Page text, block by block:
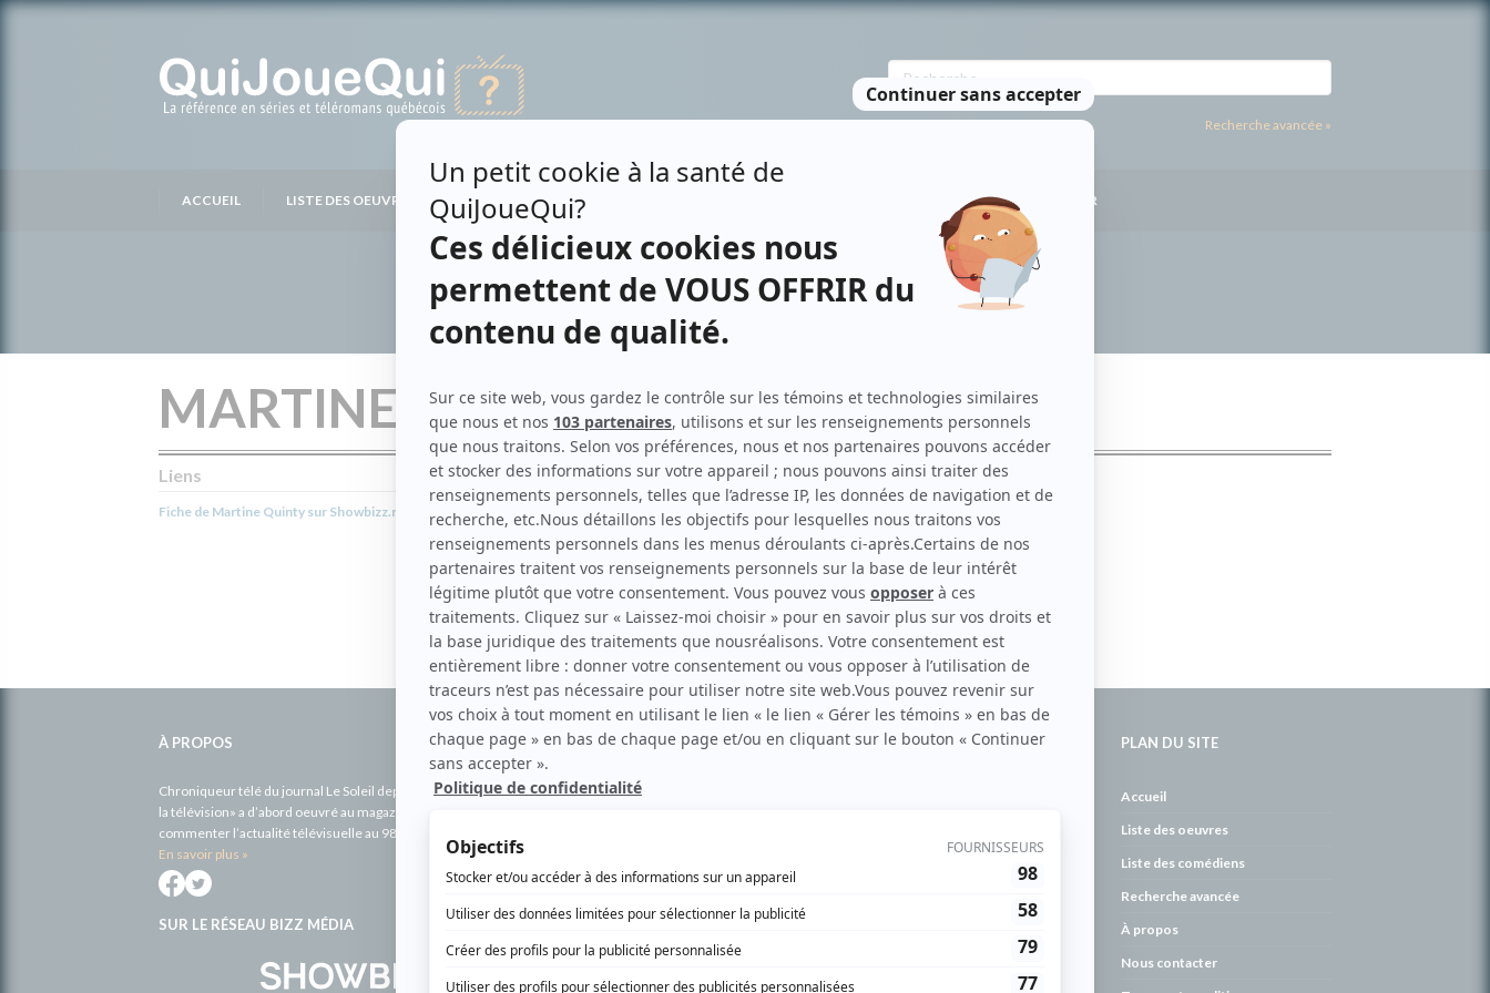
Recherche avancée »
ACCUEIL LISTE DES OEUVRES LISTE DES PERSONNES NOUS CONTACTER
MARTINE QUINTY
Liens
Fiche de Martine Quinty sur Showbizz.net
Contributions
Comme des têtes pas de pouleProducteur
Les mutantsProducteur
À PROPOS
Chroniqueur télé du journal Le Soleil depuis 2001, Richard Therrien carbure à son petit écran. Celui qu’on surnomme parfois «l’encyclopédie de
la télévision» a d’abord oeuvré au magazine TV Hebdo de 1996 à 2001. Sa spécialité: la télé québécoise. On peut l’entendre régulièrement
commenter l’actualité télévisuelle au 98,5.
En savoir plus »
SUR LE RÉSEAU BIZZ MÉDIA
PLAN DU SITE
Accueil
Liste des oeuvres
Liste des comédiens
Recherche avancée
À propos
Nous contacter